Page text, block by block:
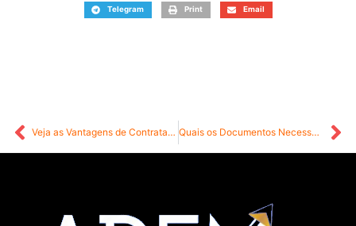
Telegram Print Email
Veja as Vantagens de Contratar um Contador para Ajudar no Imposto de Renda Quais os Documentos Necessários para a Declaração de IR?